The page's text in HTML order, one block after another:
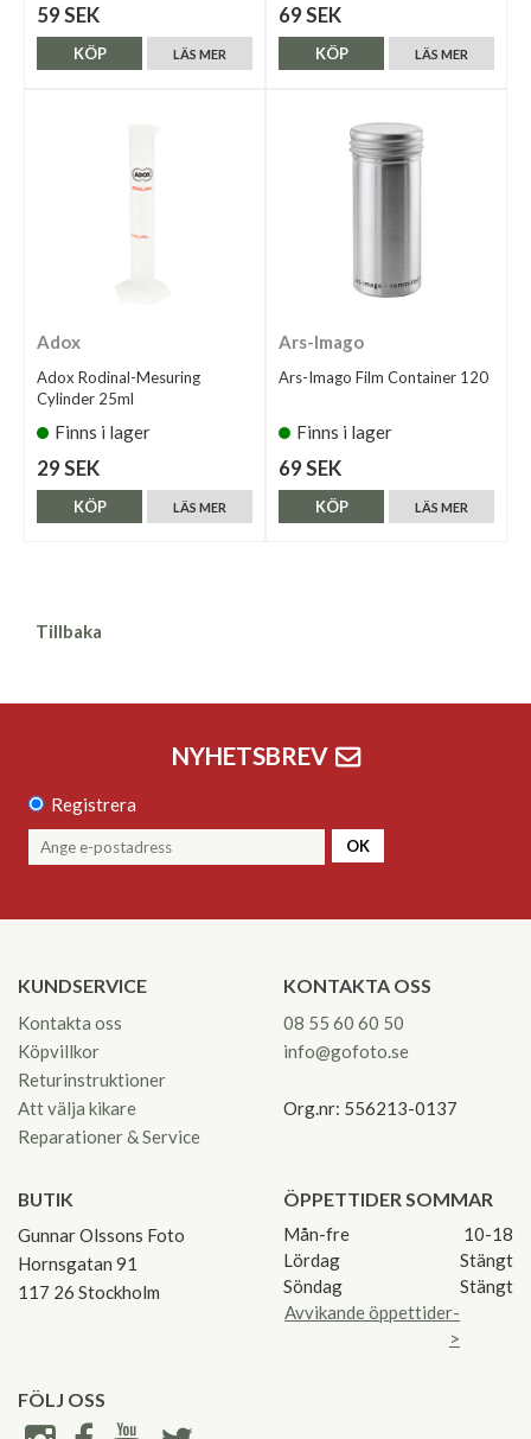
59 SEK
LÄS MER
KÖP
69 SEK
LÄS MER
KÖP
Adox
Adox Rodinal-Mesuring
Cylinder 25ml
Finns i lager
29 SEK
LÄS MER
KÖP
Ars-Imago
Ars-Imago Film Container 120
Finns i lager
69 SEK
LÄS MER
KÖP
Tillbaka
NYHETSBREV
Registrera
OK
KUNDSERVICE
Kontakta oss
Köpvillkor
Returinstruktioner
Att välja kikare
Reparationer & Service
KONTAKTA OSS
08 55 60 60 50
info@gofoto.se
Org.nr: 556213-0137
BUTIK
Gunnar Olssons Foto
Hornsgatan 91
117 26 Stockholm
ÖPPETTIDER SOMMAR
Mån-fre
10-18
Lördag
Stängt
Söndag
Stängt
Avvikande öppettider-
>
FÖLJ OSS